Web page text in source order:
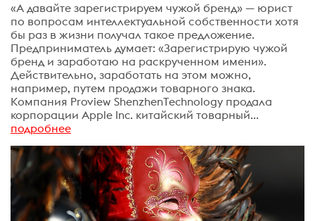
«А давайте зарегистрируем чужой бренд» — юрист
по вопросам интеллектуальной собственности хотя
бы раз в жизни получал такое предложение.
Предприниматель думает: «Зарегистрирую чужой
бренд и заработаю на раскрученном имени».
Действительно, заработать на этом можно,
например, путем продажи товарного знака.
Компания Proview ShenzhenTechnology продала
корпорации Apple Inc. китайский товарный...
подробнее